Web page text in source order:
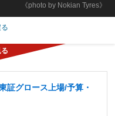
《photo by Nokian Tyres》
証グロース上場/予算・